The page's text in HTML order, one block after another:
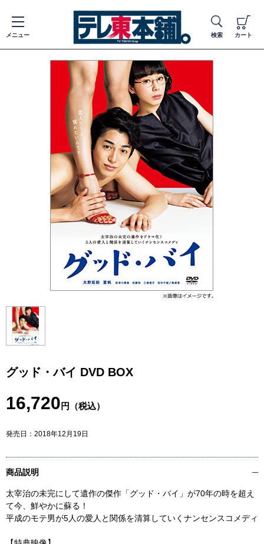
メニュー 検索 カート
グッド・バイ DVD BOX
16,720 円（税込）
発売日： 2018年12月19日
商品説明
太宰治の未完にして遺作の傑作「グッド・バイ」が70年の時を超え
て今、鮮やかに蘇る！
平成のモテ男が5人の愛人と関係を清算していくナンセンスコメディ